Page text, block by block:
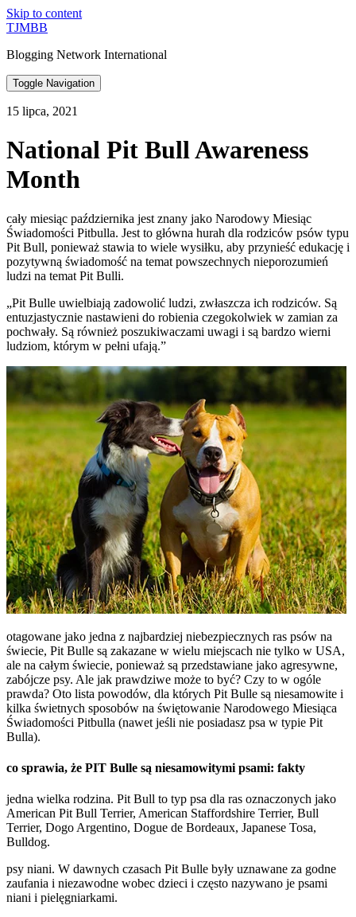
Skip to content
TJMBB
Blogging Network International
Toggle Navigation
15 lipca, 2021
National Pit Bull Awareness
Month
cały miesiąc października jest znany jako Narodowy Miesiąc
Świadomości Pitbulla. Jest to główna hurah dla rodziców psów typu
Pit Bull, ponieważ stawia to wiele wysiłku, aby przynieść edukację i
pozytywną świadomość na temat powszechnych nieporozumień
ludzi na temat Pit Bulli.
„Pit Bulle uwielbiają zadowolić ludzi, zwłaszcza ich rodziców. Są
entuzjastycznie nastawieni do robienia czegokolwiek w zamian za
pochwały. Są również poszukiwaczami uwagi i są bardzo wierni
ludziom, którym w pełni ufają.”
otagowane jako jedna z najbardziej niebezpiecznych ras psów na
świecie, Pit Bulle są zakazane w wielu miejscach nie tylko w USA,
ale na całym świecie, ponieważ są przedstawiane jako agresywne,
zabójcze psy. Ale jak prawdziwe może to być? Czy to w ogóle
prawda? Oto lista powodów, dla których Pit Bulle są niesamowite i
kilka świetnych sposobów na świętowanie Narodowego Miesiąca
Świadomości Pitbulla (nawet jeśli nie posiadasz psa w typie Pit
Bulla).
co sprawia, że PIT Bulle są niesamowitymi psami: fakty
jedna wielka rodzina. Pit Bull to typ psa dla ras oznaczonych jako
American Pit Bull Terrier, American Staffordshire Terrier, Bull
Terrier, Dogo Argentino, Dogue de Bordeaux, Japanese Tosa,
Bulldog.
psy niani. W dawnych czasach Pit Bulle były uznawane za godne
zaufania i niezawodne wobec dzieci i często nazywano je psami
niani i pielęgniarkami.